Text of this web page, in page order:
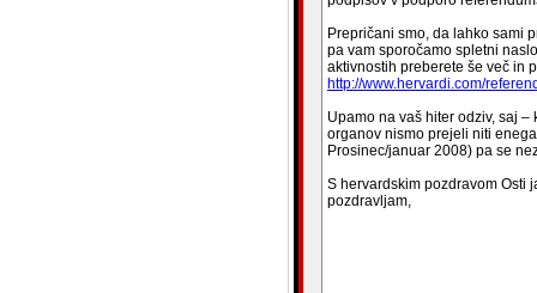
Prepričani smo, da lahko sami
pa vam sporočamo spletni
aktivnostih preberete še več in
http://www.hervardi.com/
Upamo na vaš hiter odziv, saj
organov nismo prejeli niti
Prosinec/januar 2008) pa se
S hervardskim pozdravom Osti
pozdravljam,